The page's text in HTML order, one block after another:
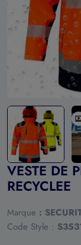
VESTE DE
RECYCLEE
Marque :
Code Style :